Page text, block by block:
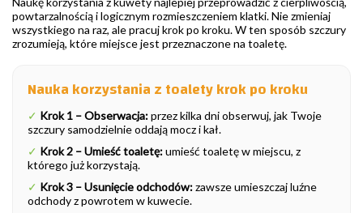
powtarzalnością i logicznym rozmieszczeniem klatki. Nie zmieniaj
wszystkiego na raz, ale pracuj krok po kroku. W ten sposób szczury
zrozumieją, które miejsce jest przeznaczone na toaletę.
Nauka korzystania z toalety krok po kroku
✓ Krok 1 – Obserwacja:przez kilka dni obserwuj, jak Twoje
szczury samodzielnie oddają mocz i kał.
✓ Krok 2 – Umieść toaletę:umieść toaletę w miejscu, z
którego już korzystają.
✓ Krok 3 – Usunięcie odchodów:zawsze umieszczaj luźne
odchody z powrotem w kuwecie.